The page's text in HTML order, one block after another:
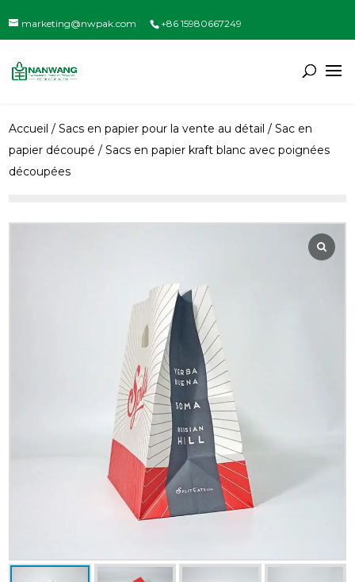
marketing@nwpak.com +86 15980667249
Accueil /Sacs en papier pour la vente au détail /Sac en
papier découpé / Sacs en papier kraft blanc avec poignées
découpées